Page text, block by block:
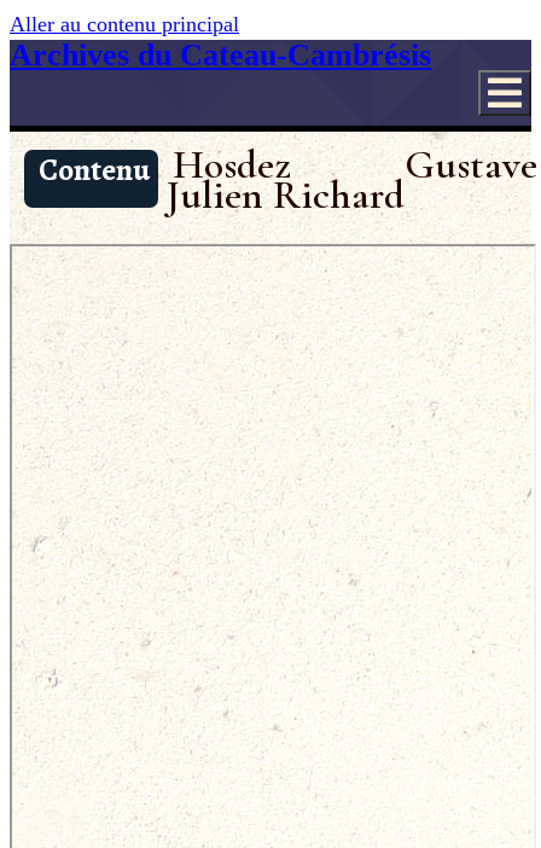
Aller au contenu principal
Archives du Cateau-Cambrésis
Contenu Hosdez Gustave
Julien Richard